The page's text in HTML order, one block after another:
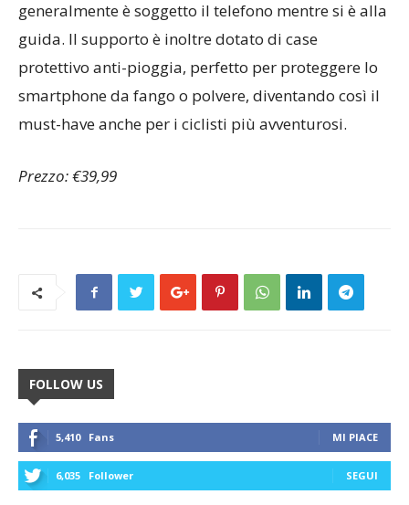
generalmente è soggetto il telefono mentre si è alla
guida. Il supporto è inoltre dotato di case
protettivo anti-pioggia, perfetto per proteggere lo
smartphone da fango o polvere, diventando così il
must-have anche per i ciclisti più avventurosi.
Prezzo: €39,99
FOLLOW US
5,410 Fans MI PIACE
6,035 Follower SEGUI